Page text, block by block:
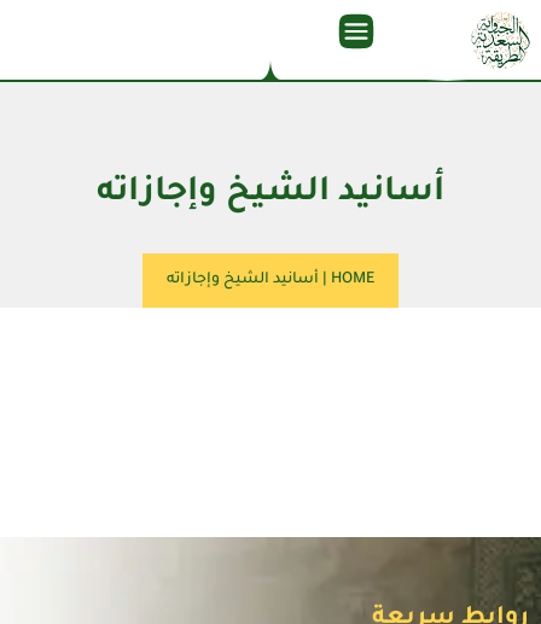
أسانيد الشيخ وإجازاته
HOME أسانيد الشيخ وإجازاته